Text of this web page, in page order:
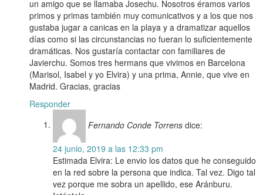
un amigo que se llamaba Josechu. Nosotros éramos varios
primos y primas también muy comunicativos y a los que nos
gustaba jugar a canicas en la playa y a dramatizar aquellos
días como si las circunstancias no fueran lo suficientemente
dramáticas. Nos gustaría contactar con familiares de
Javierchu. Somos tres hermans que vivimos en Barcelona
(Marisol, Isabel y yo Elvira) y una prima, Annie, que vive en
Madrid. Gracias, gracias
Responder
Fernando Conde Torrens dice:
24 junio, 2019 a las 12:33 pm
Estimada Elvira: Le envio los datos que he conseguido
en la red sobre la persona que indica. Tal vez. Digo tal
vez porque me sobra un apellido, ese Aránburu.